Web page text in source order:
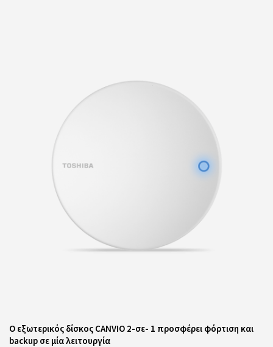
Ο εξωτερικός δίσκος CANVIO 2-σε- 1 προσφέρει φόρτιση και
backup σε μία λειτουργία